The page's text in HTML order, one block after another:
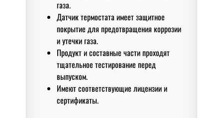
газа.
Датчик термостата имеет защитное
покрытие для предотвращения коррозии
и утечки газа.
Продукт и составные части проходят
тщательное тестирование перед
выпуском.
Имеют соответствующие лицензии и
сертификаты.